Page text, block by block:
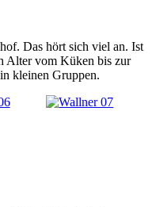
Das hört sich viel an. Ist
Alter vom Küken bis zur
kleinen Gruppen.